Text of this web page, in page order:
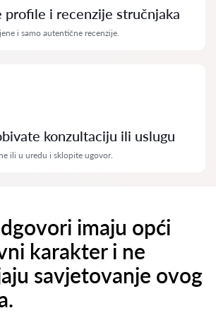
profile i recenzije stručnjaka
i samo autentične recenzije.
konzultaciju ili uslugu
ili u uredu i sklopite ugovor.
imaju opći
karakter i ne
savjetovanje ovog